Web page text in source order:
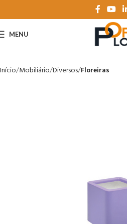
MENU
Início Mobiliário Diversos Floreiras